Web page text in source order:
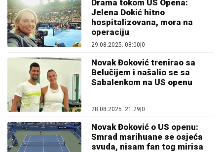
Drama tokom US Opena:
Jelena Dokić hitno
hospitalizovana, mora na
operaciju
29.08.2025. 08:00 0
Novak Đoković trenirao sa
Belučijem i našalio se sa
Sabalenkom na US openu
28.08.2025. 21:29|0
Novak Đoković o US openu:
Smrad marihuane se osjeća
svuda, nisam fan tog mirisa